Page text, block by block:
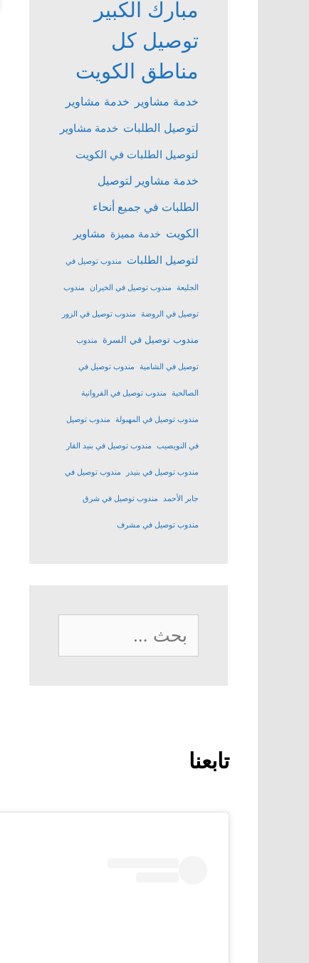
مبارك الكبير
توصيل كل
مناطق الكويت
خدمة مشاوير
خدمة مشاوير
لتوصيل الطلبات خدمة مشاوير
لتوصيل الطلبات في الكويت
خدمة مشاوير لتوصيل
الطلبات في جميع أنحاء
الكويت خدمة مميزة مشاوير
لتوصيل الطلبات مندوب توصيل في
الجليعة مندوب توصيل في الخيران مندوب
توصيل في الروضة مندوب توصيل في الزور
مندوب توصيل في السرة مندوب
توصيل في الشامية مندوب توصيل في
الصالحية مندوب توصيل في الفروانية
مندوب توصيل في المهبولة مندوب توصيل
في النويصيب مندوب توصيل في بنيد القار
مندوب توصيل في بنيدر مندوب توصيل في
جابر الأحمد مندوب توصيل في شرق
مندوب توصيل في مشرف
البحث
عن:
تابعنا